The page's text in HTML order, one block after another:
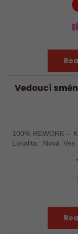
ČR. Zabýváme se…
Vedoucí
100% REWORK –
Lokalita: Nová Ves u